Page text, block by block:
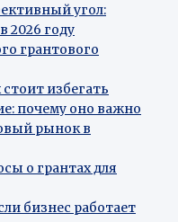
угол:
2026 году
грантового
избегать
почему оно важно
рынок в
о грантах для
бизнес работает